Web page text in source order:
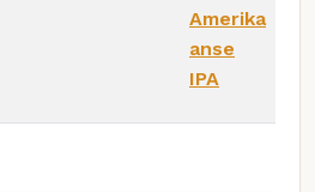
Amerika
anse
IPA